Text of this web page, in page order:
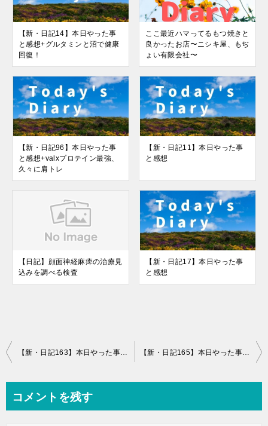
【新・日記14】本日やった事
と感想+グルタミンと沼で健康
回復！
ここ最近ハマってるもつ焼きと
良かったお店〜ニシキ屋、もぢ
ょい有限会社〜
【新・日記96】本日やった事
と感想+valxプロテイン最強、
久々に肩トレ
【新・日記11】本日やった事
と感想
【日記】顔面神経麻痺の治療見
込みを調べる検査
【新・日記17】本日やった事
と感想
投
ビ
【新・日記163】本日やった事と感想+ゆりかもめ、五右衛門、お台場 【新・日記165】本日やった事と感想
コメントを残す